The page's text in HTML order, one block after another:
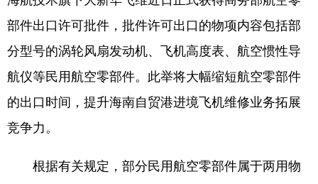
部件出口许可批件，批件许可出口的物项内容包括部
分型号的涡轮风扇发动机、飞机高度表、航空惯性导
航仪等民用航空零部件。此举将大幅缩短航空零部件
的出口时间，提升海南自贸港进境飞机维修业务拓展
竞争力。
根据有关规定，部分民用航空零部件属于两用物